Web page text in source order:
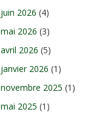
juin 2026 (4)
mai 2026 (3)
avril 2026 (5)
janvier 2026 (1)
novembre 2025 (1)
mai 2025 (1)